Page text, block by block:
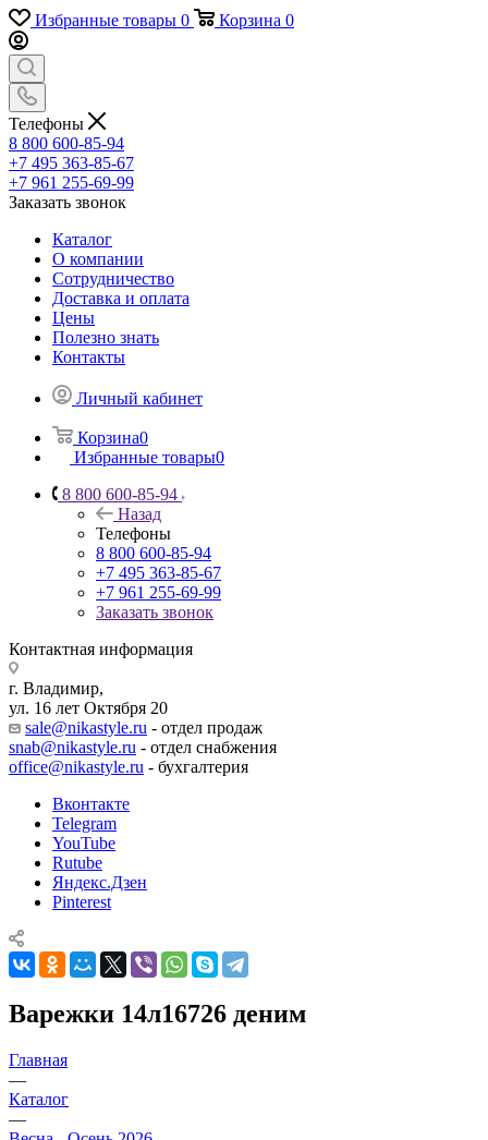
Избранные товары 0 Корзина 0
Телефоны
8 800 600-85-94
+7 495 363-85-67
+7 961 255-69-99
Заказать звонок
Каталог
О компании
Сотрудничество
Доставка и оплата
Цены
Полезно знать
Контакты
Личный кабинет
Корзина0
Избранные товары0
8 800 600-85-94
Назад
Телефоны
8 800 600-85-94
+7 495 363-85-67
+7 961 255-69-99
Заказать звонок
Контактная информация
г. Владимир,
ул. 16 лет Октября 20
sale@nikastyle.ru - отдел продаж
snab@nikastyle.ru - отдел снабжения
office@nikastyle.ru - бухгалтерия
Вконтакте
Telegram
YouTube
Rutube
Яндекс.Дзен
Pinterest
Варежки 14л16726 деним
Главная
—
Каталог
—